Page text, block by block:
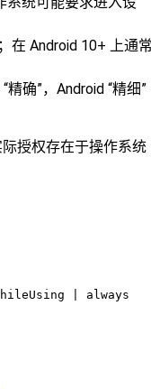
在 Android 10+ 上通
确”，Android “精细”
授权存在于操作系统
| always